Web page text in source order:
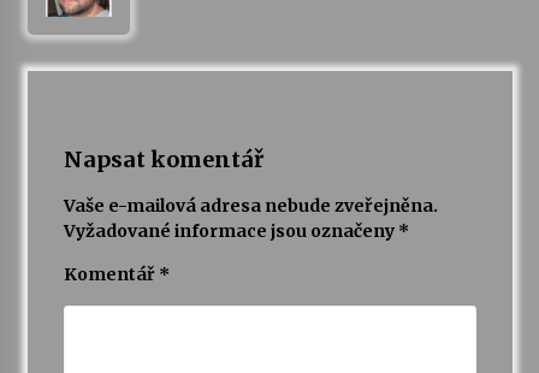
Za kulturou kousek za Humpolec. V Želivě ožije
13. 7. 2026
Varhanní recitál Michala Novenka v Klášteře
Napsat komentář
Vaše e-mailová adresa nebude zveřejněna.
Vyžadované informace jsou označeny *
Komentář *